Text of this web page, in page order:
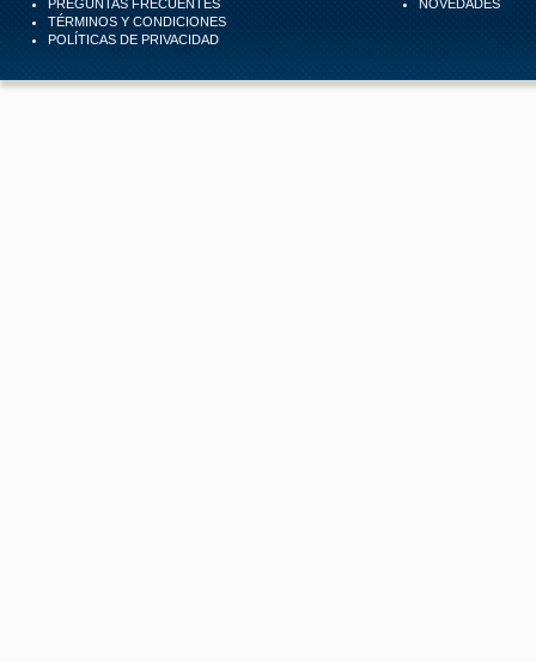
PREGUNTAS FRECUENTES
TÉRMINOS Y CONDICIONES
POLÍTICAS DE PRIVACIDAD
NOVEDADES